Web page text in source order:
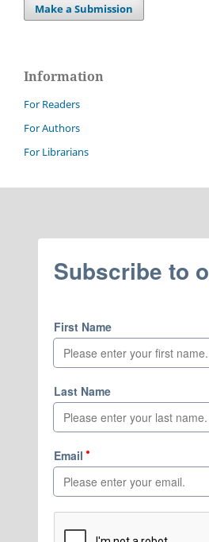
Make a Submission
Information
For Readers
For Authors
For Librarians